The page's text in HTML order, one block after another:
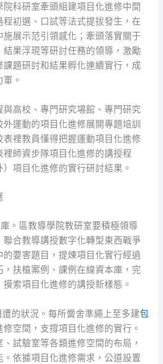
科研室牽頭組建項目化進修中間
初選、口試等法式提拔發生，在
展示范引領感化；牽頭落實關于
果浮現等研討任務的領導，激勵
題研討和結果孵化連續實行，成
。
高校、專門研究場館、專門研究
運動的項目化進修展開專題培訓
裡教員懂得把握運動項目化進修
師資步隊項目化進修的講授程
項目化進修的實行研討結果。
區教導學院教研室要積極領導
合教導講授數字化轉型東西戰爭
要害題目，提煉項目化實行經過
扶植案例、課例在線資本庫，完
索項目化進修的講授新樣態。
的狀況。每所黌舍準繩上至多建包
空間，支撐項目化進修的實行。
試驗室等各類進修空間的布局，
依據項目化進修需求，公道設置